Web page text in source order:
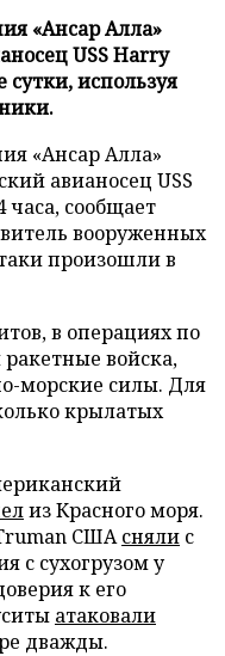
«Ансар Алла»
USS Harry
сутки, используя
«Ансар Алла»
авианосец USS
сообщает
вооруженных
произошли в
в операциях по
войска,
морские силы. Для
крылатых
из Красного моря.
СШАсняли с
с сухогрузом у
к его
атаковали
дважды.